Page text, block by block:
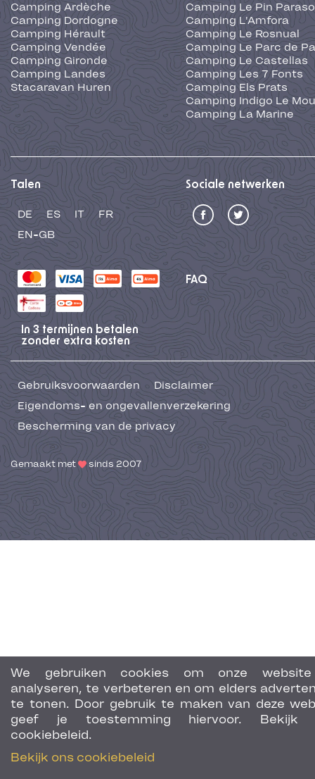
We gebruiken cookies om onze
analyseren, te verbeteren en om elders
te tonen. Door gebruik te maken van deze
geef je toestemming hiervoor. Bekijk
cookiebeleid.
Bekijk ons cookiebeleid
Camping Ardèche
Camping Dordogne
Camping Hérault
Camping Vendée
Camping Gironde
Camping Landes
Stacaravan Huren
Camping Le Pin
Camping L'Amfora
Camping Le Rosnual
Camping Le Parc de
Camping Le Castellas
Camping Les 7 Fonts
Camping Els Prats
Camping Indigo Le
Camping La Marine
Talen
DE ES IT
FR
EN-GB
Sociale netwerken
FAQ
In 3 termijnen betalen
zonder extra kosten
Gebruiksvoorwaarden
Disclaimer
Eigendoms- en ongevallenverzekering
Bescherming van de privacy
Gemaakt met sinds 2007